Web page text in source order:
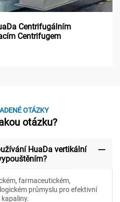
Centrifugálním
Centrifugem
OTÁZKY
otázku?
HuaDa vertikální
farmaceutickém,
průmyslu pro efektivní